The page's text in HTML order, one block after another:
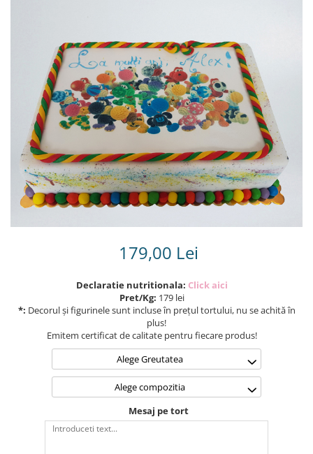
Torturi cu flori
Tortulețe 1.7 kg - 2 kg
179,00 Lei
Declaratie nutritionala: Click aici
Pret/Kg: 179 lei
*: Decorul și figurinele sunt incluse în prețul tortului, nu se achită în
plus!
Emitem certificat de calitate pentru fiecare produs!
Alege Greutatea
Alege compozitia
Mesaj pe tort